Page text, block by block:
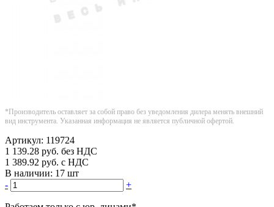
*Производитель оставляет за собой право без уведомления дилера менять внешний
вид инструмента. Указанная информация не является публичной офертой.
Артикул: 119724
1 139.28 руб. без НДС
1 389.92 руб. с НДС
В наличии: 17 шт
-
+